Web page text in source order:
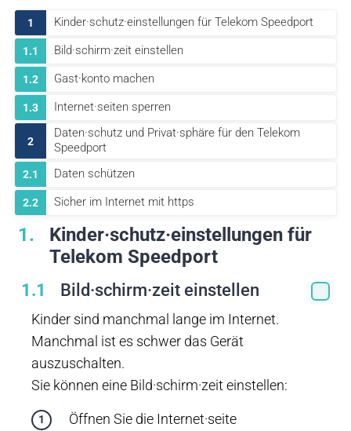
1 Kinder·schutz·einstellungen für Telekom Speedport
1.1 Bild·schirm·zeit einstellen
1.2 Gast·konto machen
1.3 Internet·seiten sperren
2
Daten·schutz und Privat·sphäre für den Telekom
Speedport
2.1 Daten schützen
2.2 Sicher im Internet mit https
1
Kinder·schutz·einstellungen für
Telekom Speedport
1.1 Bild·schirm·zeit einstellen
Kinder sind manchmal lange im Internet.
Manchmal ist es schwer das Gerät
auszuschalten.
Sie können eine Bild·schirm·zeit einstellen:
Öffnen Sie die Internet·seite